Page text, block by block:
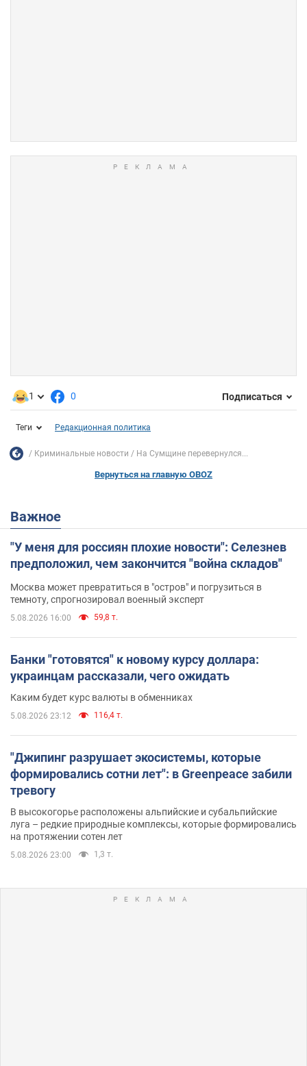
1 0 Подписаться
Теги Редакционная политика
Криминальные новости На Сумщине перевернулся...
Вернуться на главную OBOZ
Важное
"У меня для россиян плохие новости": Селезнев
предположил, чем закончится "война складов"
Москва может превратиться в "остров" и погрузиться в
темноту, спрогнозировал военный эксперт
5.08.2026 16:00 59,8 т.
Банки "готовятся" к новому курсу доллара:
украинцам рассказали, чего ожидать
Каким будет курс валюты в обменниках
5.08.2026 23:12 116,4 т.
"Джипинг разрушает экосистемы, которые
формировались сотни лет": в Greenpeace забили
тревогу
В высокогорье расположены альпийские и субальпийские
луга – редкие природные комплексы, которые формировались
на протяжении сотен лет
5.08.2026 23:00 1,3 т.